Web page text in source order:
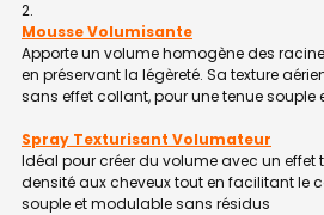
Mousse Volumisante
Apporte un volume homogène des
en préservant la légèreté. Sa texture
sans effet collant, pour une tenue souple
Spray Texturisant Volumateur
Idéal pour créer du volume avec un effet
densité aux cheveux tout en facilitant le
souple et modulable sans résidus